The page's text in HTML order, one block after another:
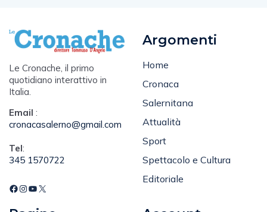
Le Cronache, il primo
quotidiano interattivo in
Italia.
cronacasalerno@gmail.com
345 1570722
Cronaca
Salernitana
Attualità
Sport
Spettacolo e Cultura
Editoriale